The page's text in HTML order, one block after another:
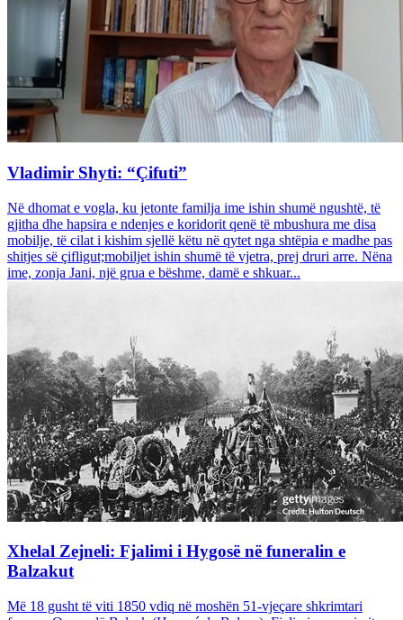
Vladimir Shyti: “Çifuti”
Në dhomat e vogla, ku jetonte familja ime ishin shumë ngushtë, të
gjitha dhe hapsira e ndenjes e koridorit qenë të mbushura me disa
mobilje, të cilat i kishim sjellë këtu në qytet nga shtëpia e madhe pas
shitjes së çifligut;mobiljet ishin shumë të vjetra, prej druri arre. Nëna
ime, zonja Jani, një grua e bëshme, damë e shkuar...
Xhelal Zejneli: Fjalimi i Hygosë në funeralin e
Balzakut
Më 18 gusht të viti 1850 vdiq në moshën 51-vjeçare shkrimtari